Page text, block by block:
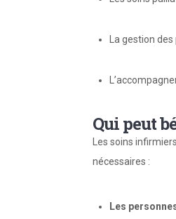
La gestion
Qui peut
Les soins
nécessaires :
Les